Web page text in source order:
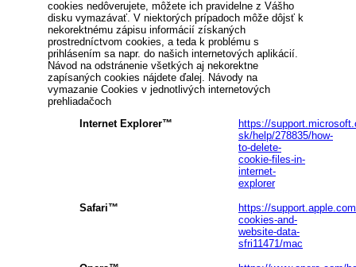
cookies nedôverujete, môžete ich pravidelne z Vášho
disku vymazávať. V niektorých prípadoch môže dôjsť k
nekorektnému zápisu informácií získaných
prostredníctvom cookies, a teda k problému s
prihlásením sa napr. do našich internetových aplikácií.
Návod na odstránenie všetkých aj nekorektne
zapísaných cookies nájdete ďalej. Návody na
vymazanie Cookies v jednotlivých internetových
prehliadačoch
Internet Explorer™
https://
sk/help/278835/how-
to-delete-
cookie-files-in-
internet-
explorer
Safari™
https://
cookies-and-
website-data-
sfri11471/mac